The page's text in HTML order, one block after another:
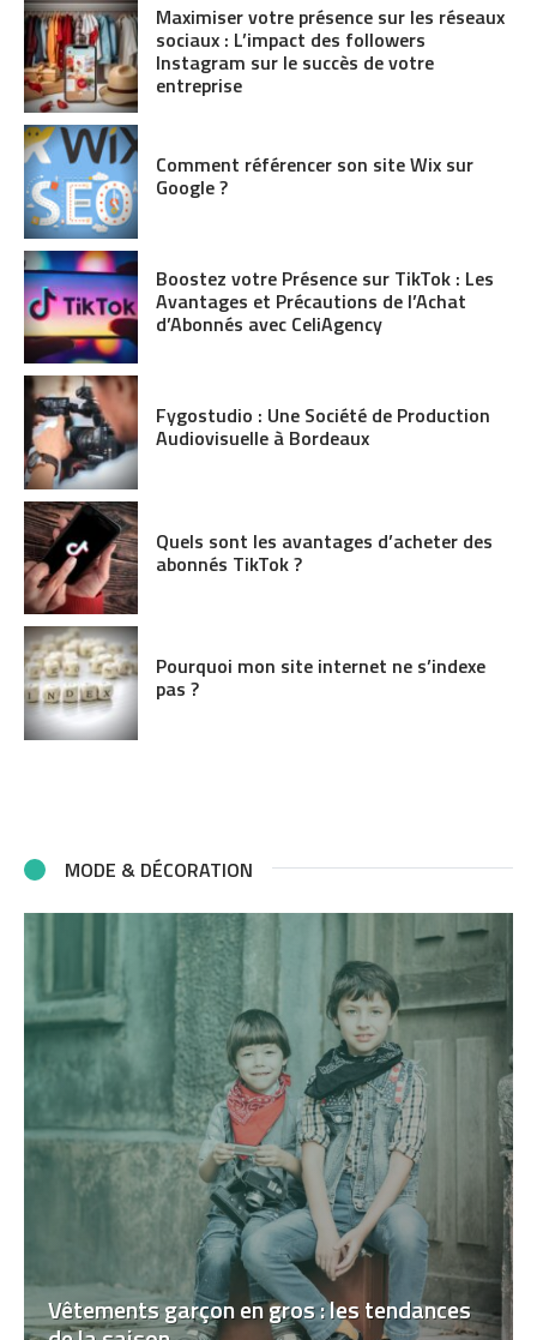
Maximiser votre présence sur les réseaux
sociaux : L’impact des followers
Instagram sur le succès de votre
entreprise
Comment référencer son site Wix sur
Google ?
Boostez votre Présence sur TikTok : Les
Avantages et Précautions de l’Achat
d’Abonnés avec CeliAgency
Fygostudio : Une Société de Production
Audiovisuelle à Bordeaux
Quels sont les avantages d’acheter des
abonnés TikTok ?
Pourquoi mon site internet ne s’indexe
pas ?
MODE & DÉCORATION
Vêtements garçon en gros : les tendances